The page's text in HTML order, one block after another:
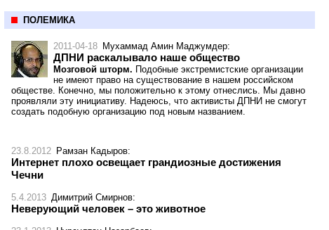
ПОЛЕМИКА
2011-04-18 Мухаммад Амин Маджумдер:
ДПНИ раскалывало наше общество
Мозговой шторм. Подобные экстремистские организации
не имеют право на существование в нашем российском
обществе. Конечно, мы положительно к этому отнеслись. Мы давно
проявляли эту инициативу. Надеюсь, что активисты ДПНИ не смогут
создать подобную организацию под новым названием.
23.8.2012 Рамзан Кадыров:
Интернет плохо освещает грандиозные достижения
Чечни
5.4.2013 Димитрий Смирнов:
Неверующий человек – это животное